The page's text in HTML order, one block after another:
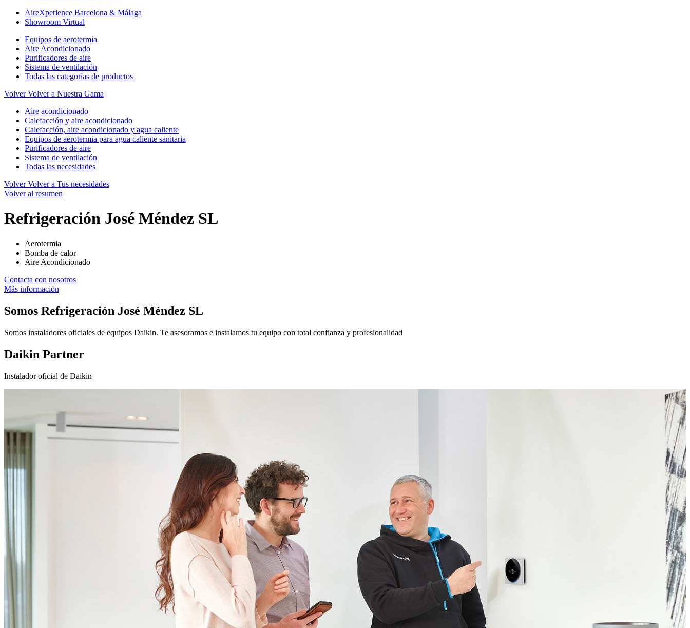
AireXperience Barcelona & Málaga
Showroom Virtual
Equipos de aerotermia
Aire Acondicionado
Purificadores de aire
Sistema de ventilación
Todas las categorías de productos
Volver Volver a Nuestra Gama
Aire acondicionado
Calefacción y aire acondicionado
Calefacción, aire acondicionado y agua caliente
Equipos de aerotermia para agua caliente sanitaria
Purificadores de aire
Sistema de ventilación
Todas las necesidades
Volver Volver a Tus necesidades
Volver al resumen
Refrigeración José Méndez SL
Aerotermia
Bomba de calor
Aire Acondicionado
Contacta con nosotros
Más información
Somos Refrigeración José Méndez SL
Somos instaladores oficiales de equipos Daikin. Te asesoramos e instalamos tu equipo con total confianza y profesionalidad
Daikin Partner
Instalador oficial de Daikin